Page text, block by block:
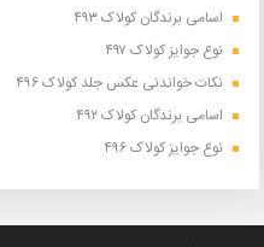
اسامی برندگان کولاک ۴۹۳
نوع جوایز کولاک ۴۹۷
نکات خواندنی عکس جلد کولاک ۴۹۶
اسامی برندگان کولاک ۴۹۲
نوع جوایز کولاک ۴۹۶